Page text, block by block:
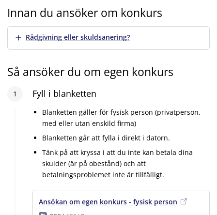
Innan du ansöker om konkurs
Visa merRådgivning eller skuldsanering?
Så ansöker du om egen konkurs
1 Steg 1:
Fyll i blanketten
Blanketten gäller för fysisk person (privatperson,
med eller utan enskild firma)
Blanketten går att fylla i direkt i datorn.
Tänk på att kryssa i att du inte kan betala dina
skulder (är på obestånd) och att
betalningsproblemet inte är tillfälligt.
Ansökan om egen konkurs - fysisk person